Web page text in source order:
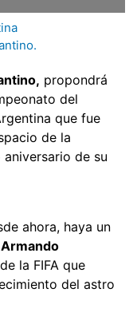
propondrá
del
que fue
de la
de su
ahora, haya un
la FIFA que
del astro